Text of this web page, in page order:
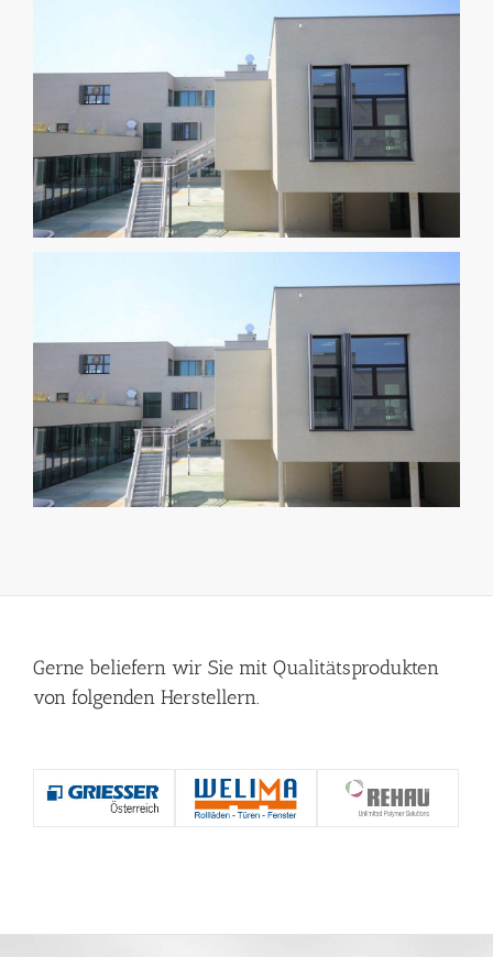
Gerne beliefern wir Sie mit Qualitätsprodukten
von folgenden Herstellern.